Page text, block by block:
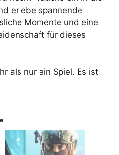
erlebe spannende
Momente und eine
für dieses
als nur ein Spiel. Es ist